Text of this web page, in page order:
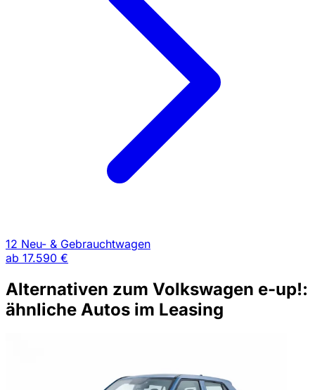
12 Neu- & Gebrauchtwagen
ab 17.590 €
Alternativen zum Volkswagen e-up!:
ähnliche Autos im Leasing